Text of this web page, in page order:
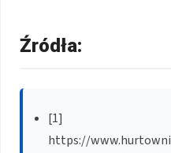
Źródła:
[1]
https://